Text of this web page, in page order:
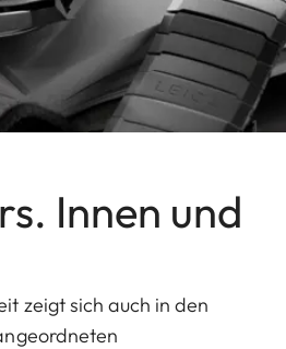
Innen und
zeigt sich auch in den